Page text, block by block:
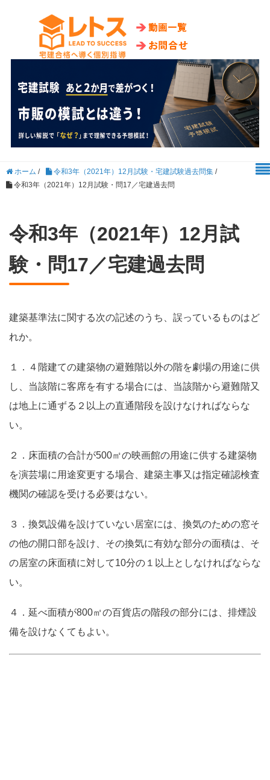
ホーム / 令和3年（2021年）12月試験・宅建試験過去問集 /
令和3年（2021年）12月試験・問17／宅建過去問
令和3年（2021年）12月試
験・問17／宅建過去問
建築基準法に関する次の記述のうち、誤っているものはど
れか。
１．４階建ての建築物の避難階以外の階を劇場の用途に供
し、当該階に客席を有する場合には、当該階から避難階又
は地上に通ずる２以上の直通階段を設けなければならな
い。
２．床面積の合計が500㎡の映画館の用途に供する建築物
を演芸場に用途変更する場合、建築主事又は指定確認検査
機関の確認を受ける必要はない。
３．換気設備を設けていない居室には、換気のための窓そ
の他の開口部を設け、その換気に有効な部分の面積は、そ
の居室の床面積に対して10分の１以上としなければならな
い。
４．延べ面積が800㎡の百貨店の階段の部分には、排煙設
備を設けなくてもよい。